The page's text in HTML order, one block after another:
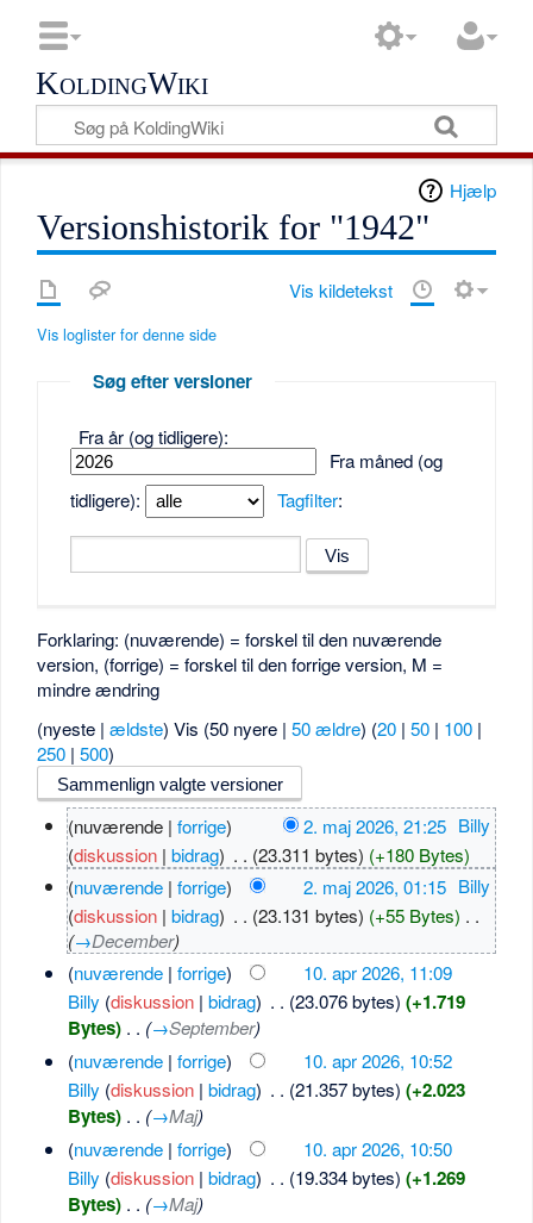
KoldingWiki
Hjælp
Versionshistorik for "1942"
Vis kildetekst
Vis loglister for denne side
Søg efter versioner
Fra år (og tidligere):
Fra måned (og
tidligere):
Tagfilter:
Forklaring: (nuværende) = forskel til den nuværende
version, (forrige) = forskel til den forrige version, M =
mindre ændring
(nyeste |ældste) Vis (50 nyere |50 ældre) (20 |50 | 100 |
250 |500)
(nuværende | forrige) 2. maj 2026, 21:25 Billy
(diskussion| bidrag) . . (23.311 bytes) (+180 Bytes)
(nuværende| forrige) 2. maj 2026, 01:15 Billy
(diskussion| bidrag) . . (23.131 bytes) (+55 Bytes) . .
(→December)
(nuværende| forrige)
10. apr 2026, 11:09
Billy (diskussion| bidrag) . . (23.076 bytes) (+1.719
Bytes)‎ . . (→September)
(nuværende| forrige)
10. apr 2026, 10:52
Billy (diskussion| bidrag) . . (21.357 bytes) (+2.023
Bytes)‎ . . (→Maj)
(nuværende| forrige)
10. apr 2026, 10:50
Billy (diskussion| bidrag) . . (19.334 bytes) (+1.269
Bytes)‎ . . (→Maj)